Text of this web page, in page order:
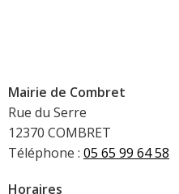
Mairie de Combret
Rue du Serre
12370 COMBRET
Téléphone : 05 65 99 64 58
Horaires